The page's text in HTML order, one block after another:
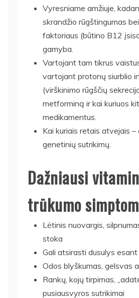
Vyresniame amžiuje,
skrandžio rūgštingumas
faktoriaus (būtino B12
gamyba.
Vartojant tam tikrus
vartojant protonų siurblio
(virškinimo rūgščių
metforminą ir kai kuriuos
medikamentus.
Kai kuriais retais atvejais –
genetinių sutrikimų.
Dažniausi
trūkumo
Lėtinis nuovargis,
stoka
Gali atsirasti dusulys
Odos blyškumas, gelsvas
Rankų, kojų tirpimas,
pusiausvyros sutrikimai